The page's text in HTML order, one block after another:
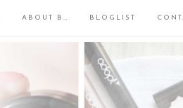
ABOUT B… BLOGLIST